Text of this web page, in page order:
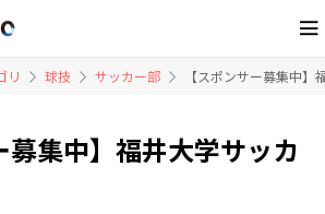
リ 球技 サッカー部 【スポンサー募集中】
募集中】福井大学サッカ